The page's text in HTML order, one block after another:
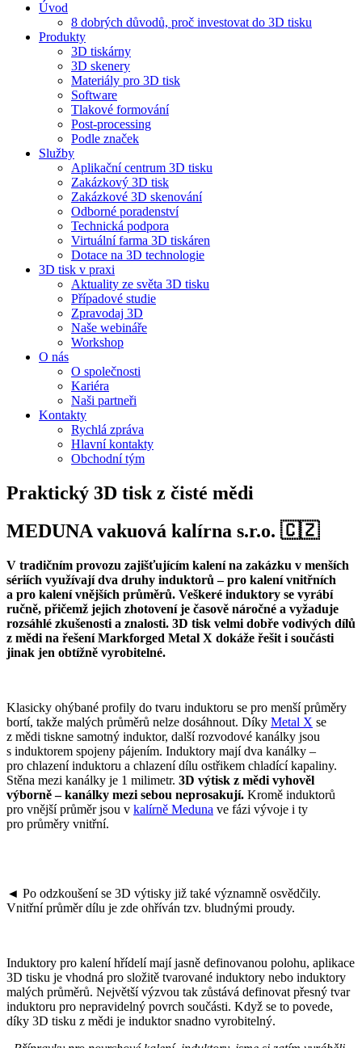
Úvod
8 dobrých důvodů, proč investovat do 3D tisku​
Produkty
3D tiskárny
3D skenery
Materiály pro 3D tisk
Software
Tlakové formování
Post-processing
Podle značek
Služby
Aplikační centrum 3D tisku
Zakázkový 3D tisk
Zakázkové 3D skenování
Odborné poradenství
Technická podpora
Virtuální farma 3D tiskáren
Dotace na 3D technologie
3D tisk v praxi
Aktuality ze světa 3D tisku
Případové studie
Zpravodaj 3D
Naše webináře
Workshop
O nás
O společnosti
Kariéra
Naši partneři
Kontakty
Rychlá zpráva
Hlavní kontakty
Obchodní tým
Praktický 3D tisk z čisté mědi
MEDUNA vakuová kalírna s.r.o. 🇨🇿
V tradičním provozu zajišťujícím kalení na zakázku v menších
sériích využívají dva druhy induktorů – pro kalení vnitřních
a pro kalení vnějších průměrů. Veškeré induktory se vyrábí
ručně, přičemž jejich zhotovení je časově náročné a vyžaduje
rozsáhlé zkušenosti a znalosti. 3D tisk velmi dobře vodivých dílů
z mědi na řešení Markforged Metal X dokáže řešit i součásti
jinak jen obtížně vyrobitelné.
Klasicky ohýbané profily do tvaru induktoru se pro menší průměry
bortí, takže malých průměrů nelze dosáhnout. Díky Metal X se
z mědi tiskne samotný induktor, další rozvodové kanálky jsou
s induktorem spojeny pájením. Induktory mají dva kanálky –
pro chlazení induktoru a chlazení dílu ostřikem chladící kapaliny.
Stěna mezi kanálky je 1 milimetr. 3D výtisk z mědi vyhověl
výborně – kanálky mezi sebou neprosakují. Kromě induktorů
pro vnější průměr jsou v kalírně Meduna ve fázi vývoje i ty
pro průměry vnitřní.
◄ Po odzkoušení se 3D výtisky již také významně osvědčily.
Vnitřní průměr dílu je zde ohříván tzv. bludnými proudy.
Induktory pro kalení hřídelí mají jasně definovanou polohu, aplikace
3D tisku je vhodná pro složitě tvarované induktory nebo induktory
malých průměrů. Největší výzvou tak zůstává definovat přesný tvar
induktoru pro nepravidelný povrch součásti. Když se to povede,
díky 3D tisku z mědi je induktor snadno vyrobitelný.